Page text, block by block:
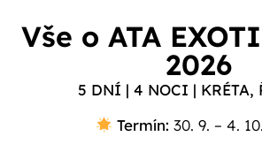
Vše o ATA
2026
5 DNÍ | 4 NOCI | KRÉTA,
Termín: 30. 9. – 4.